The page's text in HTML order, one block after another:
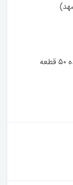
حداقل سفارش برای خرید عمده ۵۰ قطعه